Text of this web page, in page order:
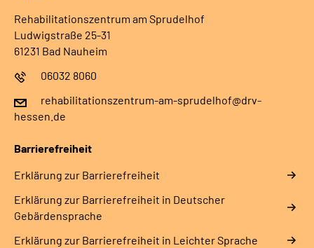
Rehabilitationszentrum am Sprudelhof
Ludwigstraße 25-31
61231 Bad Nauheim
06032 8060
rehabilitationszentrum-am-sprudelhof@drv-
hessen.de
Barrierefreiheit
Erklärung zur Barrierefreiheit
Erklärung zur Barrierefreiheit in Deutscher
Gebärdensprache
Erklärung zur Barrierefreiheit in Leichter Sprache